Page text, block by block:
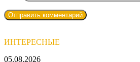
ИНТЕРЕСНЫЕ
В
05.08.2026